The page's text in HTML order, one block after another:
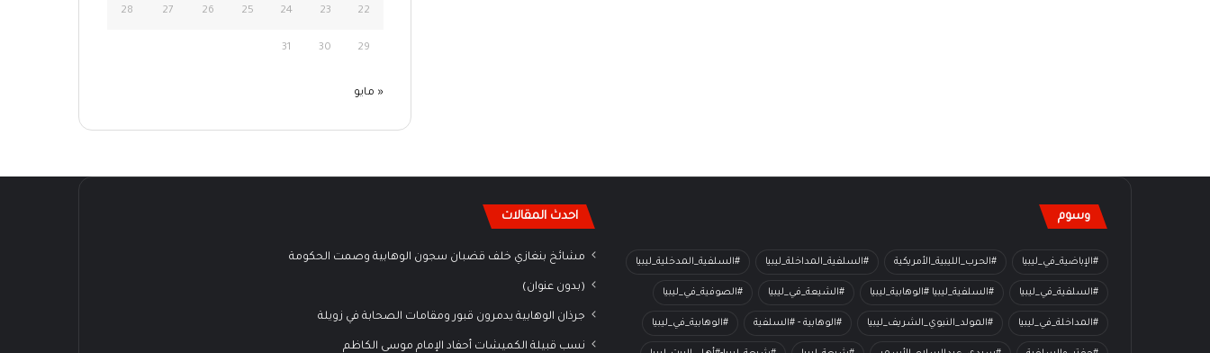
22
23
24
25
26
27
28
29
30
31
« مايو
وسوم
#الإباضية_في_ليبيا #الحرب_الليبية_الأمريكية #السلفية_المداخلة_ليبيا #السلفية_المدخلية_ليبيا
#السلفية_في_ليبيا #السلفية_ليبيا #الوهابية_ليبيا #الشيعة_في_ليبيا #الصوفية_في_ليبيا
#المداخلة_في_ليبيا #المولد_النبوي_الشريف_ليبيا #الوهابية - #السلفية #الوهابية_في_ليبيا
احدث المقالات
مشائخ بنغازي خلف قضبان سجون الوهابية وصمت الحكومة
(بدون عنوان)
جرذان الوهابية يدمرون قبور ومقامات الصحابة في زويلة
نسب قبيلة الكميشات أحفاد الإمام موسى الكاظم